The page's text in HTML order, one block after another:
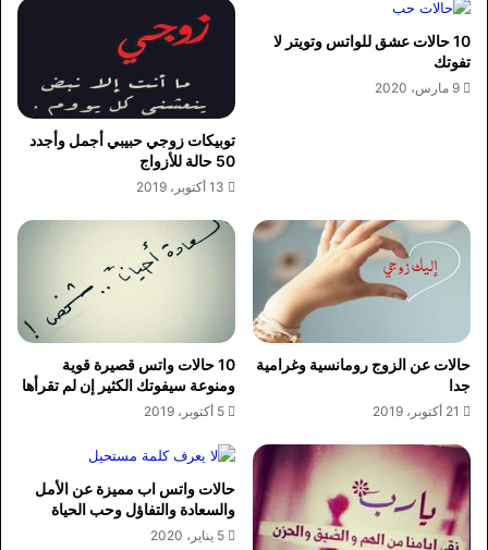
10 حالات عشق للواتس وتويتر لا
تفوتك
9 مارس، 2020
توبيكات زوجي حبيبي أجمل وأجدد
50 حالة للأزواج
13 أكتوبر، 2019
حالات عن الزوج رومانسية وغرامية
جدا
21 أكتوبر، 2019
10 حالات واتس قصيرة قوية
ومنوعة سيفوتك الكثير إن لم تقرأها
5 أكتوبر، 2019
حالات واتس اب مميزة عن الأمل
والسعادة والتفاؤل وحب الحياة
5 يناير، 2020